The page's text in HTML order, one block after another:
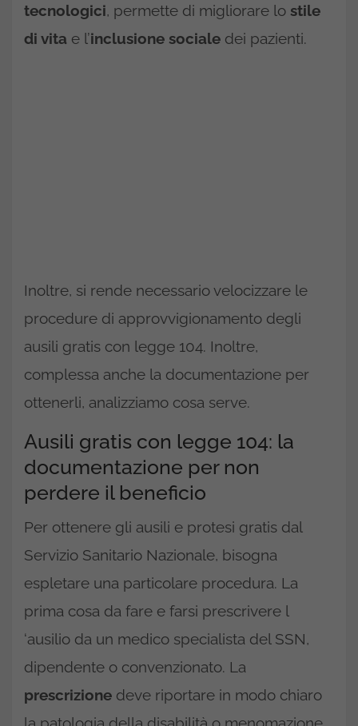
tecnologici, permette di migliorare lo stile
di vita e l’inclusione sociale dei pazienti.
Inoltre, si rende necessario velocizzare le
procedure di approvvigionamento degli
ausili gratis con legge 104. Inoltre,
complessa anche la documentazione per
ottenerli, analizziamo cosa serve.
Ausili gratis con legge 104: la
documentazione per non
perdere il beneficio
Per ottenere gli ausili e protesi gratis dal
Servizio Sanitario Nazionale, bisogna
espletare una particolare procedura. La
prima cosa da fare e farsi prescrivere l
‘ausilio da un medico specialista del SSN,
dipendente o convenzionato. La
prescrizione deve riportare in modo chiaro